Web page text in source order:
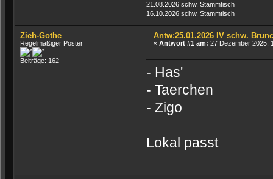
21.08.2026 schw. Stammtisch
16.10.2026 schw. Stammtisch
Zieh-Gothe
Regelmäßiger Poster
Beiträge: 162
Antw:25.01.2026 IV schw.
«Antwort #1 am: 27 Dezember 2025,
- Has'
- Taerchen
- Zigo
Lokal passt